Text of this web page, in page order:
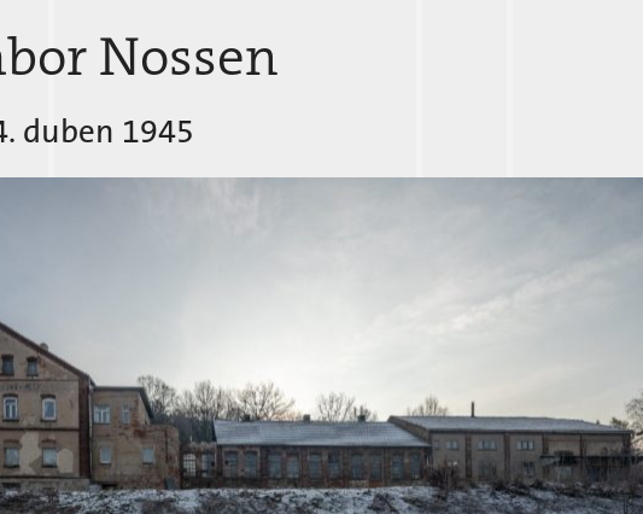
Nossen
duben 1945